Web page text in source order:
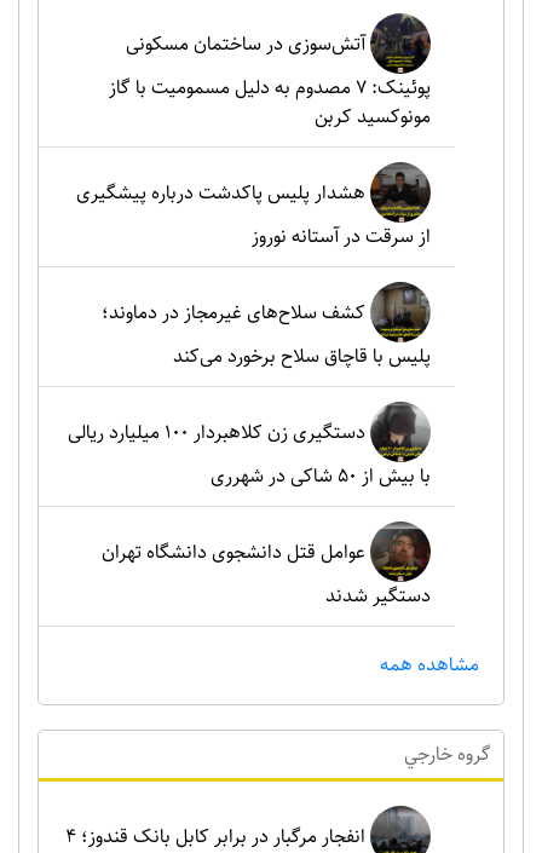
آتش‌سوزی در ساختمان مسکونی
پوئینک: 7 مصدوم به دلیل مسمومیت با گاز
مونوکسید کربن
هشدار پلیس پاکدشت درباره پیشگیری
از سرقت در آستانه نوروز
کشف سلاح‌های غیرمجاز در دماوند؛
پلیس با قاچاق سلاح برخورد می‌کند
دستگیری زن کلاهبردار ۱۰۰ میلیارد ریالی
با بیش از ۵۰ شاکی در شهرری
عوامل قتل دانشجوی دانشگاه تهران
دستگیر شدند
مشاهده همه
گروه خارجي
انفجار مرگبار در برابر کابل بانک قندوز؛ ۴